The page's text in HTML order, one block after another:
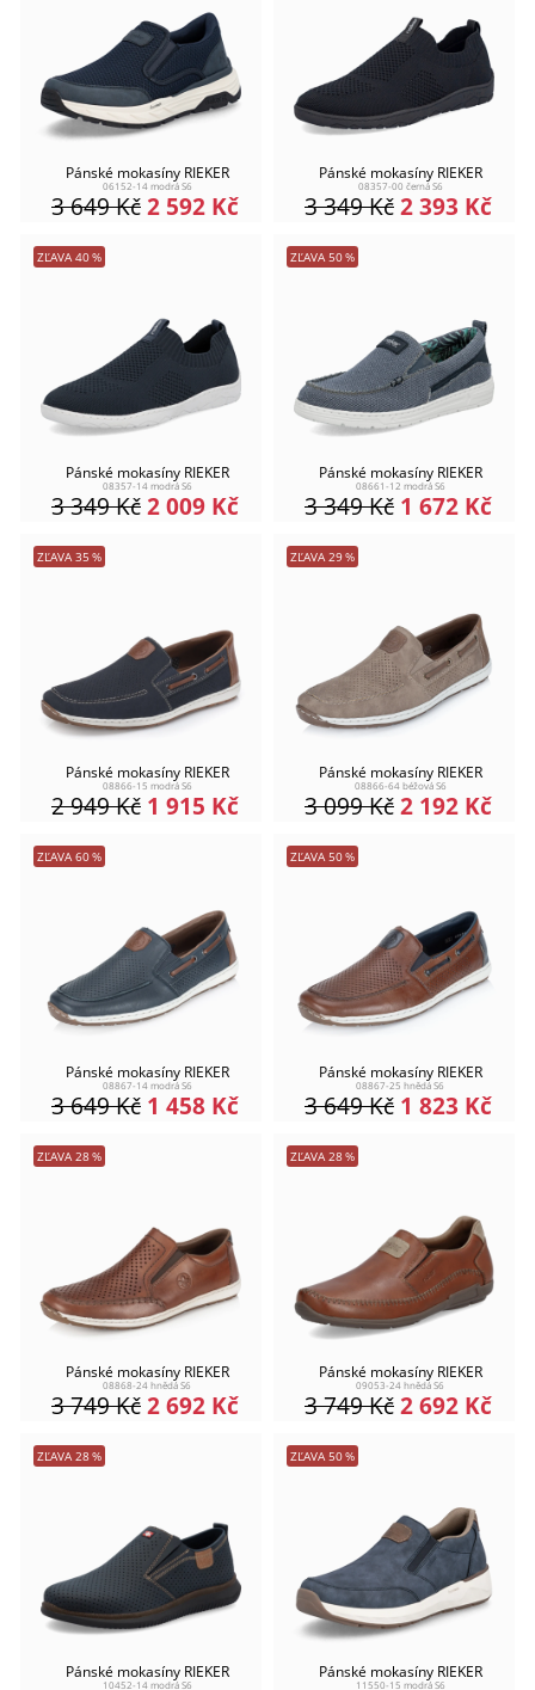
Pánské mokasíny RIEKER
06152-14 modrá S6
2 592 Kč
3 649Kč
Pánské mokasíny RIEKER
08357-00 černá S6
2 393 Kč
3 349Kč
ZĽAVA 40%
Pánské mokasíny RIEKER
08357-14 modrá S6
2 009 Kč
3 349Kč
ZĽAVA 50%
Pánské mokasíny RIEKER
08661-12 modrá S6
1 672 Kč
3 349Kč
ZĽAVA 35 %
Pánské mokasíny RIEKER
08866-15 modrá S6
1 915 Kč
2 949Kč
ZĽAVA 29%
Pánské mokasíny RIEKER
08866-64 béžová S6
2 192 Kč
3 099Kč
ZĽAVA 60%
Pánské mokasíny RIEKER
08867-14 modrá S6
1 458 Kč
3 649Kč
ZĽAVA 50%
Pánské mokasíny RIEKER
08867-25 hnědá S6
1 823 Kč
3 649Kč
ZĽAVA 28%
Pánské mokasíny RIEKER
08868-24 hnědá S6
2 692 Kč
3 749Kč
ZĽAVA 28%
Pánské mokasíny RIEKER
09053-24 hnědá S6
2 692 Kč
3 749Kč
ZĽAVA 28%
Pánské mokasíny RIEKER
10452-14 modrá S6
ZĽAVA 50%
Pánské mokasíny RIEKER
11550-15 modrá S6